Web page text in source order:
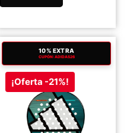
10% EXTRA
CUPÓN: ADIDAS26
¡Oferta -21%!